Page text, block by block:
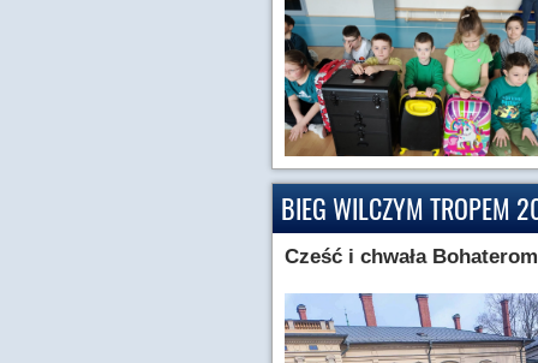
BIEG WILCZYM TROPEM
Cześć i chwała